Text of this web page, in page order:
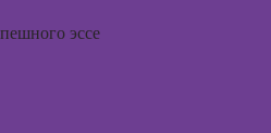
эссе